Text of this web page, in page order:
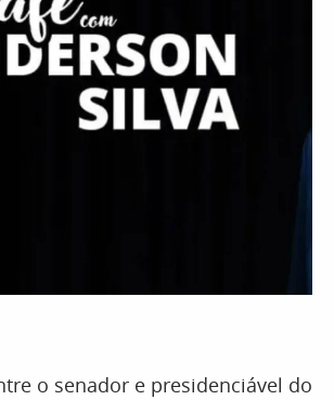
o senador e presidenciável do